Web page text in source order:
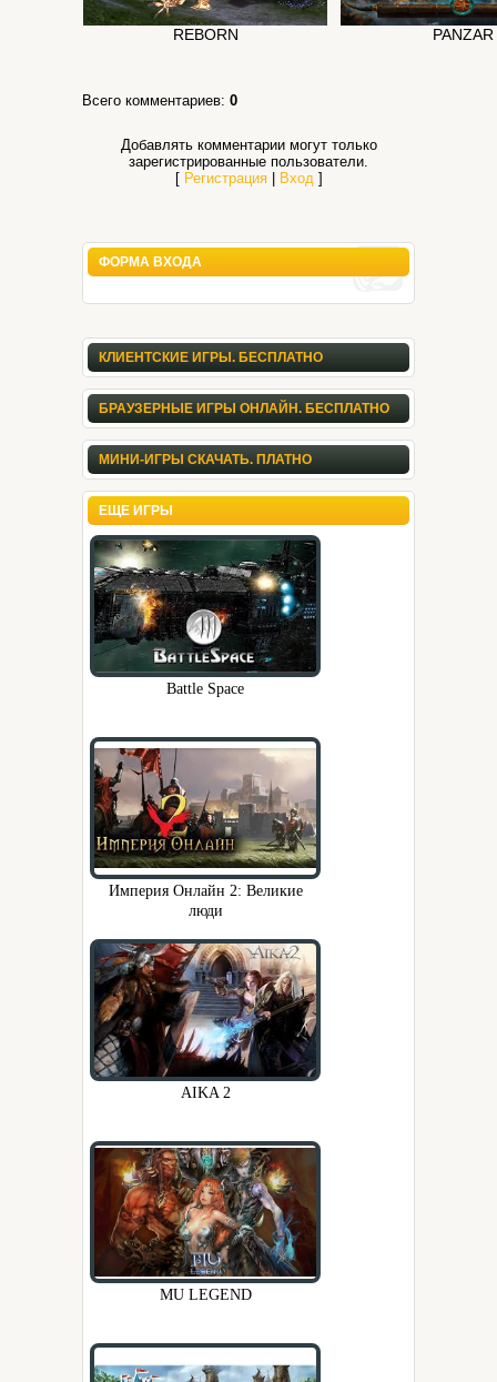
REBORN PANZAR
Всего комментариев: 0
Добавлять комментарии могут только
зарегистрированные пользователи.
[ Регистрация| Вход]
ФОРМА ВХОДА
КЛИЕНТСКИЕ ИГРЫ. БЕСПЛАТНО
БРАУЗЕРНЫЕ ИГРЫ ОНЛАЙН. БЕСПЛАТНО
МИНИ-ИГРЫ СКАЧАТЬ. ПЛАТНО
ЕЩЕ ИГРЫ
Battle Space
Империя Онлайн 2: Великие
люди
AIKA 2
MU LEGEND